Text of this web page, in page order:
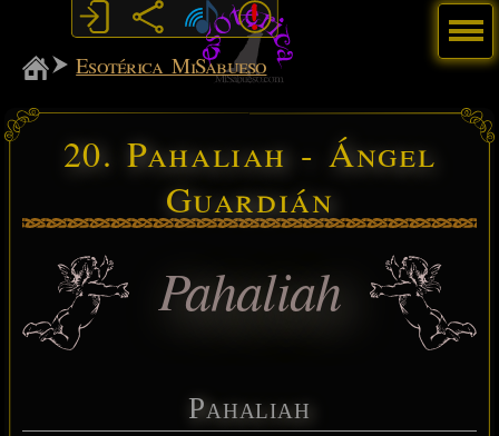
MiSabueso
Esotérica MiSabueso
20. Pahaliah - Ángel
Guardián
Pahaliah
Pahaliah
Menú